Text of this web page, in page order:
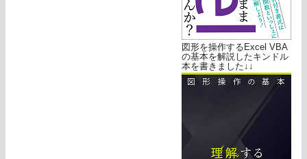
図形を操作するExcel VBA
の基本を解説したキンドル
本を書きました↓↓